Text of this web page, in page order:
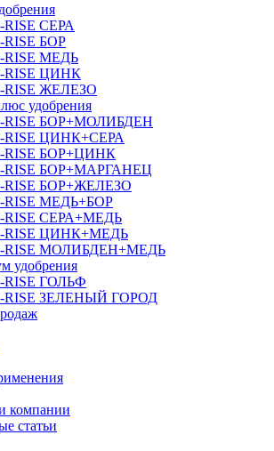
RISE СЕРА
RISE БОР
RISE МЕДЬ
RISE ЦИНК
RISE ЖЕЛЕЗО
удобрения
RISE БОР+МОЛИБДЕН
RISE ЦИНК+СЕРА
RISE БОР+ЦИНК
RISE БОР+МАРГАНЕЦ
RISE БОР+ЖЕЛЕЗО
RISE МЕДЬ+БОР
RISE СЕРА+МЕДЬ
RISE ЦИНК+МЕДЬ
RISE МОЛИБДЕН+МЕДЬ
удобрения
RISE ГОЛЬФ
RISE ЗЕЛЕНЫЙ ГОРОД
компании
статьи